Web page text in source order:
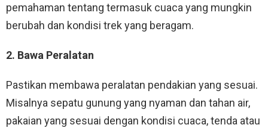
pemahaman tentang termasuk cuaca yang mungkin
berubah dan kondisi trek yang beragam.
2. Bawa Peralatan
Pastikan membawa peralatan pendakian yang sesuai.
Misalnya sepatu gunung yang nyaman dan tahan air,
pakaian yang sesuai dengan kondisi cuaca, tenda atau